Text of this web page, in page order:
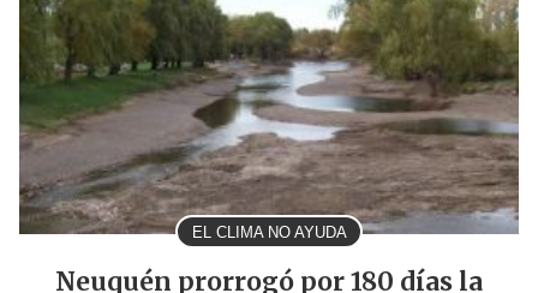
EL CLIMA NO AYUDA
Neuquén prorrogó por 180 días la